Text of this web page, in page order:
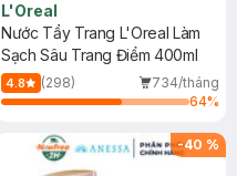
L'Oreal
Nước Tẩy Trang L'Oreal Làm
Sạch Sâu Trang Điểm 400ml
4.8 (298)
734/tháng
64%
-40 %